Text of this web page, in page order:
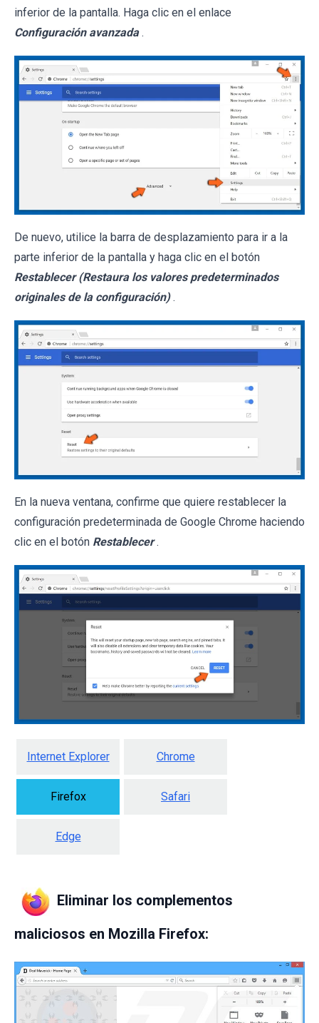
inferior de la pantalla. Haga clic en el enlace
Configuración avanzada .
De nuevo, utilice la barra de desplazamiento para ir a la
parte inferior de la pantalla y haga clic en el botón
Restablecer (Restaura los valores predeterminados
originales de la configuración) .
En la nueva ventana, confirme que quiere restablecer la
configuración predeterminada de Google Chrome haciendo
clic en el botón Restablecer .
Internet Explorer Chrome
Firefox Safari
Edge
Eliminar los complementos
maliciosos en Mozilla Firefox: